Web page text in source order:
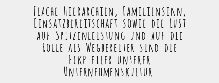
Flache Hierarchien, Familiensinn,
Einsatzbereitschaft sowie die Lust
auf Spitzenleistung und auf die
Rolle als Wegbereiter sind die
Eckpfeiler unserer
Unternehmenskultur.